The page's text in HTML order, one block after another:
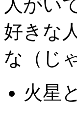
人がい
好きな
な（じ
火星